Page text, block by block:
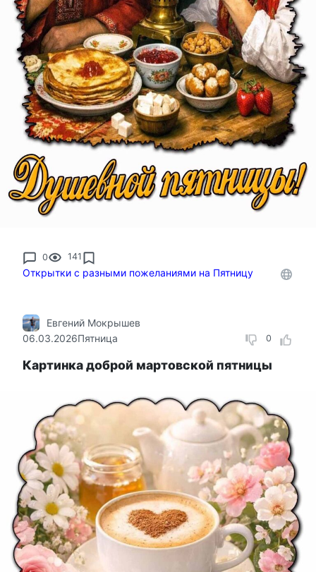
0 141
Открытки с разными пожеланиями на Пятницу
0
Евгений Мокрышев
06.03.2026Пятница
Картинка доброй мартовской пятницы